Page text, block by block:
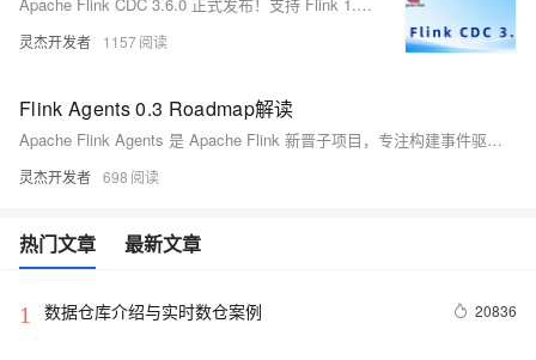
灵杰开发者 1157
Flink Agents 0.3 Roadmap解读
Apache Flink Agents 是 Apache Flink 新晋子项目，专注构建事件驱动的流式 AI Agent。0.3 版本 roadmap 已公布：支持 Agent Skills 集成、Mem0 长期记忆、跨语言 Action/Events、Python 3.12、日志分级与可观测性增强等，目标打造生产级流式 Agent 框架。
灵杰开发者 698
热门文章 最新文章
1 数据仓库介绍与实时数仓案例 20836